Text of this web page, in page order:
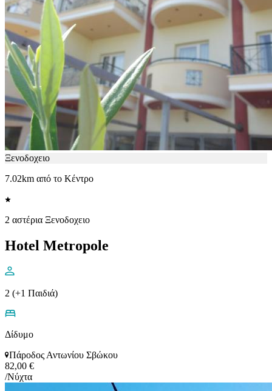
Ξενοδοχειο
7.02km από το Κέντρο
2 αστέρια Ξενοδοχειο
Hotel Metropole
2 (+1 Παιδιά)
Δίδυμο
Πάροδος Αντωνίου Σβώκου
82,00 €
/Νύχτα